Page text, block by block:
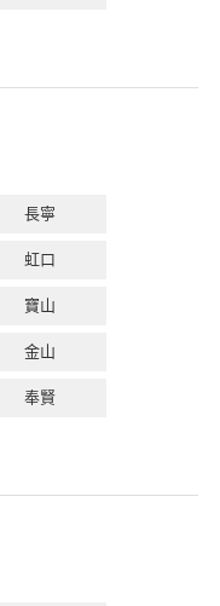
長寧
虹口
寶山
金山
奉賢